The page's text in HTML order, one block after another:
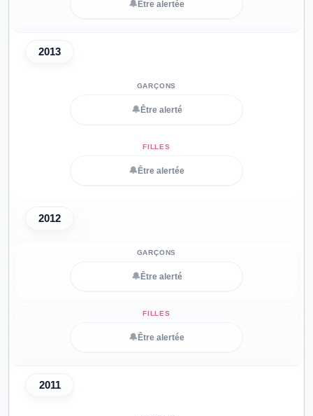
🔔 Être alertée
2013
🔔 Être alerté
🔔 Être alertée
2012
🔔 Être alerté
🔔 Être alertée
2011